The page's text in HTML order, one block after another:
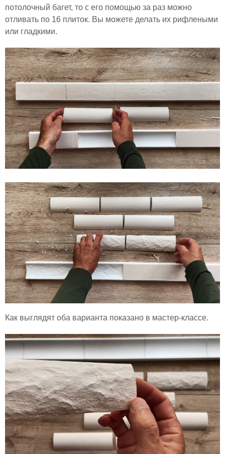
потолочный багет, то с его помощью за раз можно
отливать по 16 плиток. Вы можете делать их рифлеными
или гладкими.
Как выглядят оба варианта показано в мастер-классе.